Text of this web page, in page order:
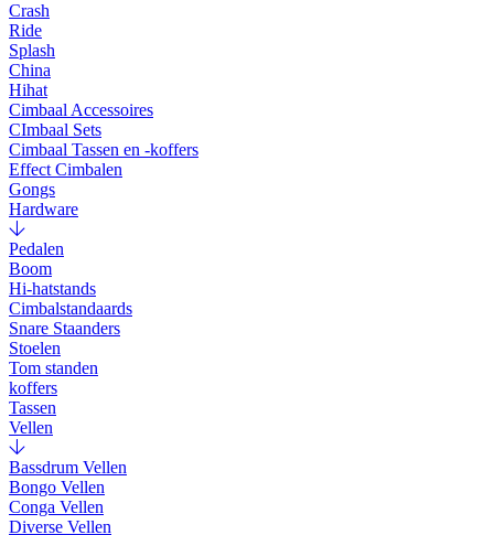
Crash
Ride
Splash
China
Hihat
Cimbaal Accessoires
CImbaal Sets
Cimbaal Tassen en -koffers
Effect Cimbalen
Gongs
Hardware
Pedalen
Boom
Hi-hatstands
Cimbalstandaards
Snare Staanders
Stoelen
Tom standen
koffers
Tassen
Vellen
Bassdrum Vellen
Bongo Vellen
Conga Vellen
Diverse Vellen